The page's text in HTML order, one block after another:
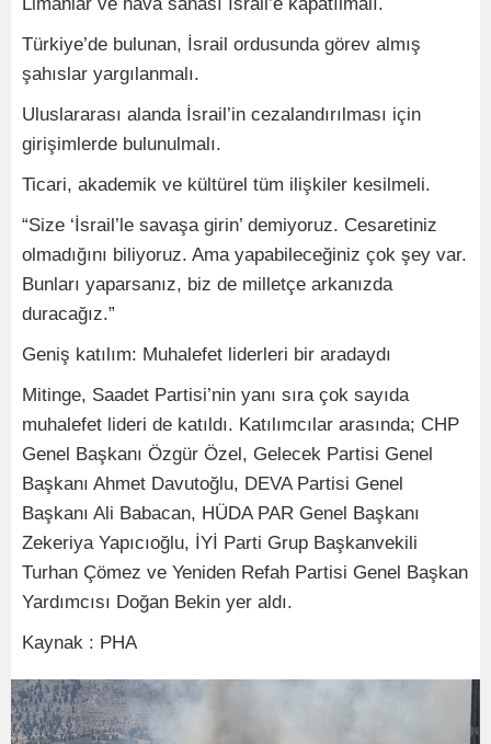
Türkiye’de bulunan, İsrail ordusunda görev almış
şahıslar yargılanmalı.
Uluslararası alanda İsrail’in cezalandırılması için
girişimlerde bulunulmalı.
Ticari, akademik ve kültürel tüm ilişkiler kesilmeli.
“Size ‘İsrail’le savaşa girin’ demiyoruz. Cesaretiniz
olmadığını biliyoruz. Ama yapabileceğiniz çok şey var.
Bunları yaparsanız, biz de milletçe arkanızda
duracağız.”
Geniş katılım: Muhalefet liderleri bir aradaydı
Mitinge, Saadet Partisi’nin yanı sıra çok sayıda
muhalefet lideri de katıldı. Katılımcılar arasında; CHP
Genel Başkanı Özgür Özel, Gelecek Partisi Genel
Başkanı Ahmet Davutoğlu, DEVA Partisi Genel
Başkanı Ali Babacan, HÜDA PAR Genel Başkanı
Zekeriya Yapıcıoğlu, İYİ Parti Grup Başkanvekili
Turhan Çömez ve Yeniden Refah Partisi Genel Başkan
Yardımcısı Doğan Bekin yer aldı.
Kaynak : PHA